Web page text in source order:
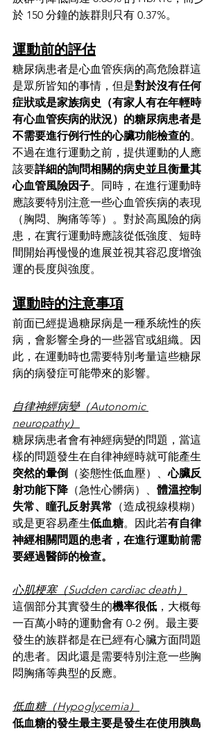
於 150 分鐘的族群則只有 0.37%。
運動前的評估
糖尿病患者是心血管疾病的高危險群這
是眾所皆知的事情，但是對於沒有任何
症狀或是家族病史（有家人有在年輕時
有心血管疾病的狀況）的糖尿病患者是
不需要進行例行性的心臟功能檢查的。
不過在進行運動之前，提供運動的人應
該要詳細的詢問相關的病史並且衡量其
心血管風險因子。同時，在進行運動時
應該要特別注意一些心血管疾病的表現
（胸悶、胸痛等等）。對於高風險的病
患，在實行運動時應該從低強度、短時
間開始再慢慢的進展並視其容忍度增強
運的長度與強度。
運動時的注意事項
前面已經提過糖尿病是一種系統性的疾
病，會影響全身的一些器官或組織。因
此，在運動時也需要特別考量這些糖尿
病的病發症可能帶來的影響。
自律神經病變（Autonomic
neuropathy）
糖尿病患者會有神經病變的問題，當這
樣的問題發生在自律神經時就可能產生
突然的暈倒
（姿態性低血壓）、心臟反
射功能下降（急性心髒病）、 體溫控制
失常、瞳孔反射異常 （造成視線模糊）
或是更容易產生低血糖。因此若有自律
神經相關問題的患者，在進行運動前需
要經過醫師的檢查。
心肌梗塞（Sudden cardiac death）
這個部分其實發生的機率很低 ，大概每
一百萬小時的運動會有 0-2 例。最主要
發生的族群都是在已經有心臟方面問題
的患者。因此還是需要特別注意一些胸
悶胸痛等典型的反應。
低血糖（Hypoglycemia）
低血糖的發生最主要是發生在使用胰島